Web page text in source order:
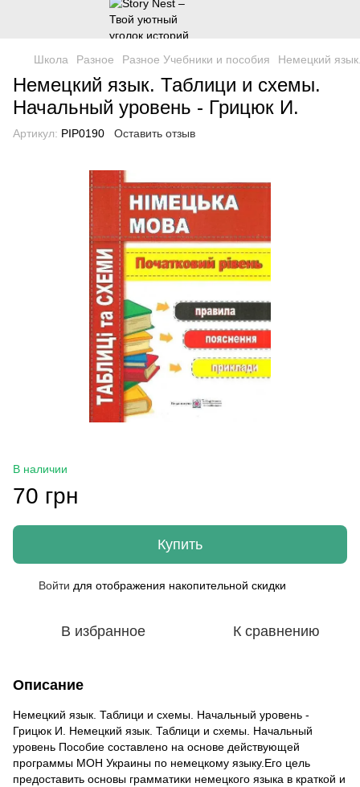
Школа Разное Разное Учебники и пособия Немецкий
Немецкий язык. Таблици и схемы.
Начальный уровень - Грицюк И.
Артикул: PIP0190 Оставить отзыв
В наличии
70 грн
Купить
Войти для отображения накопительной скидки
В избранное К сравнению
Описание
Немецкий язык. Таблици и схемы. Начальный уровень -
Грицюк И. Немецкий язык. Таблици и схемы. Начальный
уровень Пособие составлено на основе действующей
программы МОН Украины по немецкому языку.Его цель
предоставить основы грамматики немецкого языка в краткой и